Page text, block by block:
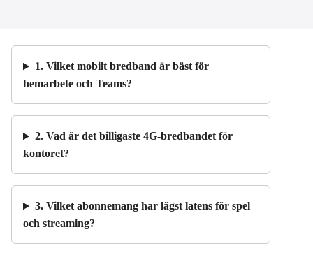
1. Vilket mobilt bredband är bäst för
hemarbete och Teams?
2. Vad är det billigaste 4G-bredbandet för
kontoret?
3. Vilket abonnemang har lägst latens för spel
och streaming?